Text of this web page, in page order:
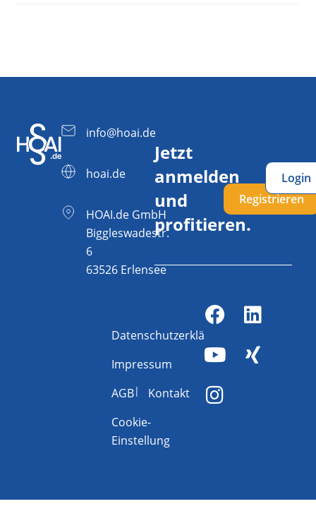
info@hoai.de
hoai.de
HOAI.de GmbH
Biggleswadestr.
6
63526 Erlensee
Jetzt
anmelden
und
profitieren.
Registrieren
Login
Datenschutzerklärung
Impressum
AGB
Kontakt
Cookie-
Einstellung